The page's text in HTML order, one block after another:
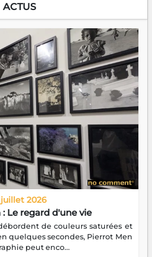
ACTUS
2026
Le regard d'une vie
de couleurs saturées et
quelques secondes, Pierrot Men
peut enco...